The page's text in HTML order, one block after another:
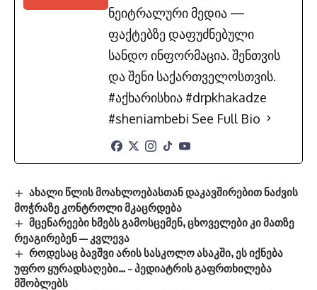
ნეიტრალური მედია —
ფაქტებზე დაფუძნებული
სანდო ინფორმაცია. შენთვის
და შენი საქართველოსთვის.
#აქხარისხია #drpkhakadze
#sheniambebi See Full Bio
ახალი წლის მოახლოებასთან დაკავშირებით ნაძვის
მოჭრაზე კონტროლი მკაცრდება
მცენარეები ხმებს გამოსცემენ, ცხოველები კი მათზე
რეაგირებენ — კვლევა
როდესაც ბავშვი არის სასკოლო ასაკში, ეს იქნება
უფრო ყურადსაღები… – პედიატრის გაფრთხილება
მშობლებს